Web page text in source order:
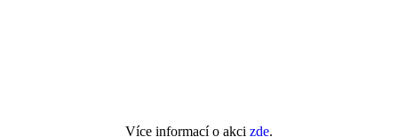
Více informací o akci zde.